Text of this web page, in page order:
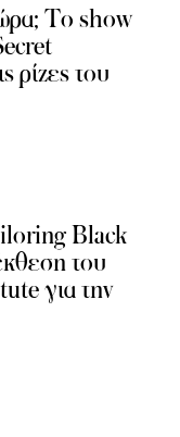
Το show
ρίζες του
Black
του
για την